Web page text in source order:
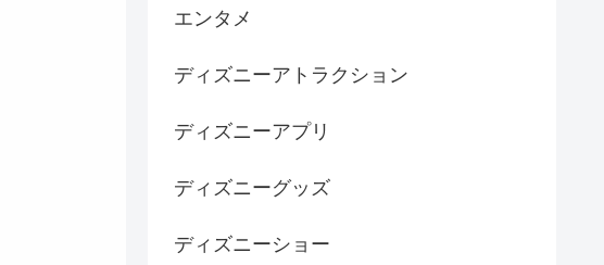
エンタメ
ディズニーアトラクション
ディズニーアプリ
ディズニーグッズ
ディズニーショー